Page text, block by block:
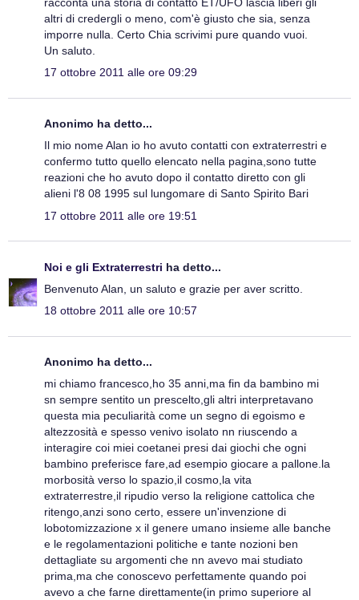
altri di credergli o meno, com'è giusto che sia, senza
imporre nulla. Certo Chia scrivimi pure quando vuoi.
Un saluto.
17 ottobre 2011 alle ore 09:29
Anonimo ha detto...
Il mio nome Alan io ho avuto contatti con extraterrestri e
confermo tutto quello elencato nella pagina,sono tutte
reazioni che ho avuto dopo il contatto diretto con gli
alieni l'8 08 1995 sul lungomare di Santo Spirito Bari
17 ottobre 2011 alle ore 19:51
Noi e gli Extraterrestri ha detto...
Benvenuto Alan, un saluto e grazie per aver scritto.
18 ottobre 2011 alle ore 10:57
Anonimo ha detto...
mi chiamo francesco,ho 35 anni,ma fin da bambino mi
sn sempre sentito un prescelto,gli altri interpretavano
questa mia peculiarità come un segno di egoismo e
altezzosità e spesso venivo isolato nn riuscendo a
interagire coi miei coetanei presi dai giochi che ogni
bambino preferisce fare,ad esempio giocare a pallone.la
morbosità verso lo spazio,il cosmo,la vita
extraterrestre,il ripudio verso la religione cattolica che
ritengo,anzi sono certo, essere un'invenzione di
lobotomizzazione x il genere umano insieme alle banche
e le regolamentazioni politiche e tante nozioni ben
dettagliate su argomenti che nn avevo mai studiato
prima,ma che conoscevo perfettamente quando poi
avevo a che farne direttamente(in primo superiore al